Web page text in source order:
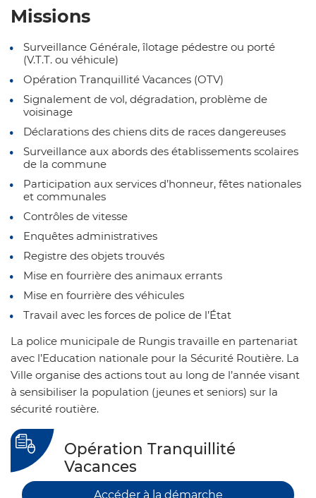
Missions
Surveillance Générale, îlotage pédestre ou porté
(V.T.T. ou véhicule)
Opération Tranquillité Vacances (OTV)
Signalement de vol, dégradation, problème de
voisinage
Déclarations des chiens dits de races dangereuses
Surveillance aux abords des établissements scolaires
de la commune
Participation aux services d’honneur, fêtes nationales
et communales
Contrôles de vitesse
Enquêtes administratives
Registre des objets trouvés
Mise en fourrière des animaux errants
Mise en fourrière des véhicules
Travail avec les forces de police de l’État
La police municipale de Rungis travaille en partenariat
avec l’Education nationale pour la Sécurité Routière. La
Ville organise des actions tout au long de l’année visant
à sensibiliser la population (jeunes et seniors) sur la
sécurité routière.
Opération Tranquillité
Vacances
Accéder à la démarche